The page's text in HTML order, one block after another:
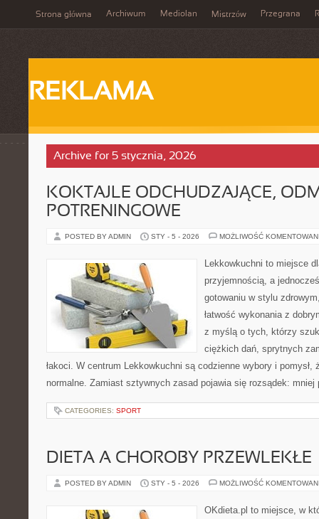
Strona główna Archiwum Mediolan Mistrzów Przegrana
REKLAMA
Archive for 5 stycznia, 2026
KOKTAJLE ODCHUDZAJĄCE,
POTRENINGOWE
POSTED BY ADMIN STY - 5 - 2026 MOŻLIWOŚĆ
Lekkowkuchni to miejsce
przyjemnością, a
gotowaniu w stylu
łatwość wykonania z
z myślą o tych, którzy
ciężkich dań, sprytnych
łakoci. W centrum Lekkowkuchni są codzienne wybory i pomysł,
normalne. Zamiast sztywnych zasad pojawia się rozsądek:
CATEGORIES: SPORT
DIETA A CHOROBY PRZEWLEKŁE
POSTED BY ADMIN STY - 5 - 2026 MOŻLIWOŚĆ
OKdieta.pl to miejsce, w